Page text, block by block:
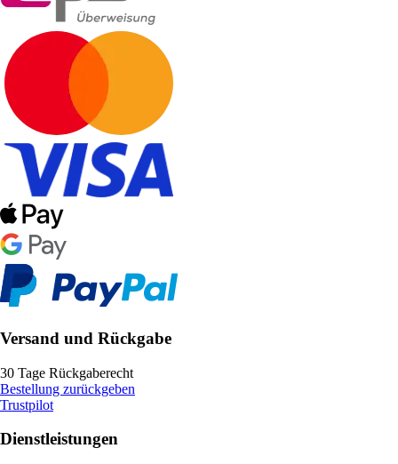
Versand und Rückgabe
30 Tage Rückgaberecht
Bestellung zurückgeben
Trustpilot
Dienstleistungen